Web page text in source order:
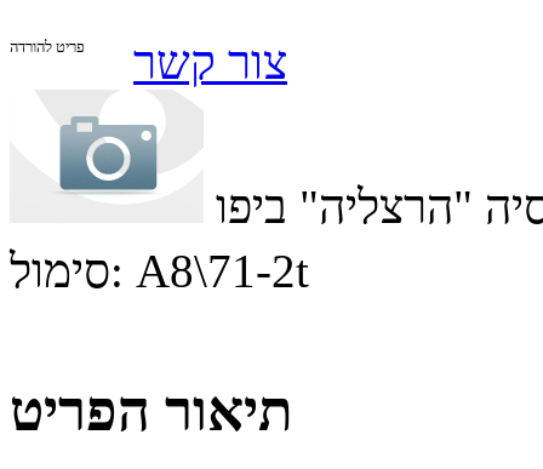
פריט להורדה צור קשר
"הרצליה" ביפו
סימול: A8\71-2t
תיאור הפריט